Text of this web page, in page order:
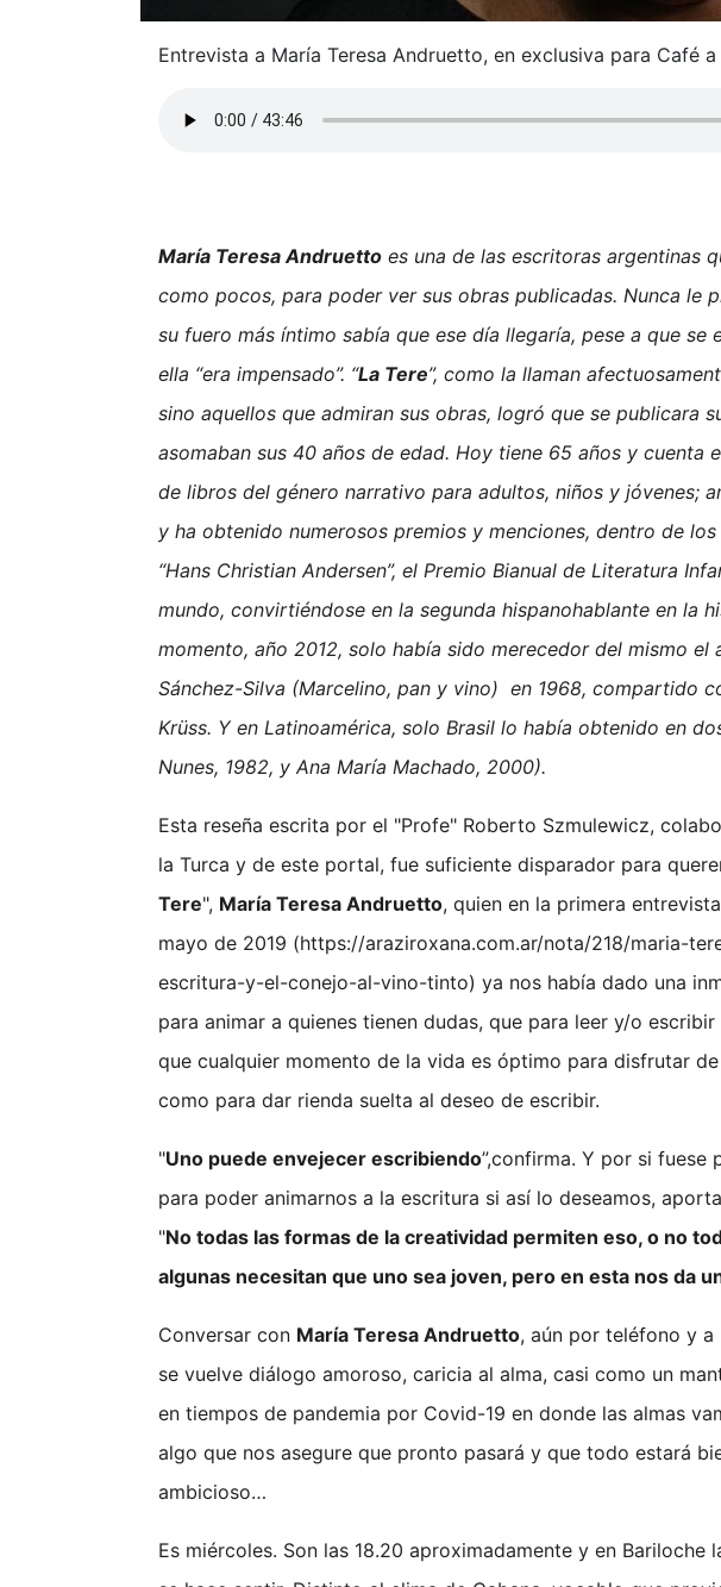
Entrevista a María Teresa Andruetto, en exclusiva para Café
María Teresa Andruetto es una de las escritoras argentinas
como pocos, para poder ver sus obras publicadas. Nunca le
su fuero más íntimo sabía que ese día llegaría, pese a que se
ella “era impensado”. “La Tere”, como la llaman
sino aquellos que admiran sus obras, logró que se publicara
asomaban sus 40 años de edad. Hoy tiene 65 años y cuenta
de libros del género narrativo para adultos, niños y jóvenes;
y ha obtenido numerosos premios y menciones, dentro de
“Hans Christian Andersen”, el Premio Bianual de Literatura
mundo, convirtiéndose en la segunda hispanohablante en la
momento, año 2012, solo había sido merecedor del mismo el
Sánchez-Silva (Marcelino, pan y vino) en 1968, compartido
Krüss. Y en Latinoamérica, solo Brasil lo había obtenido en
Nunes, 1982, y Ana María Machado, 2000).
Esta reseña escrita por el "Profe" Roberto Szmulewicz,
la Turca y de este portal, fue suficiente disparador para
Tere", María Teresa Andruetto, quien en la primera
mayo de 2019 (https://araziroxana.com.ar/nota/218/maria-
escritura-y-el-conejo-al-vino-tinto) ya nos había dado una
para animar a quienes tienen dudas, que para leer y/o
que cualquier momento de la vida es óptimo para disfrutar
como para dar rienda suelta al deseo de escribir.
"Uno puede envejecer escribiendo”,confirma. Y por si fuese
para poder animarnos a la escritura si así lo deseamos,
"No todas las formas de la creatividad permiten eso, o no
algunas necesitan que uno sea joven, pero en esta nos da
Conversar con María Teresa Andruetto, aún por teléfono y a
se vuelve diálogo amoroso, caricia al alma, casi como un
en tiempos de pandemia por Covid-19 en donde las almas
algo que nos asegure que pronto pasará y que todo estará
ambicioso…
Es miércoles. Son las 18.20 aproximadamente y en Bariloche